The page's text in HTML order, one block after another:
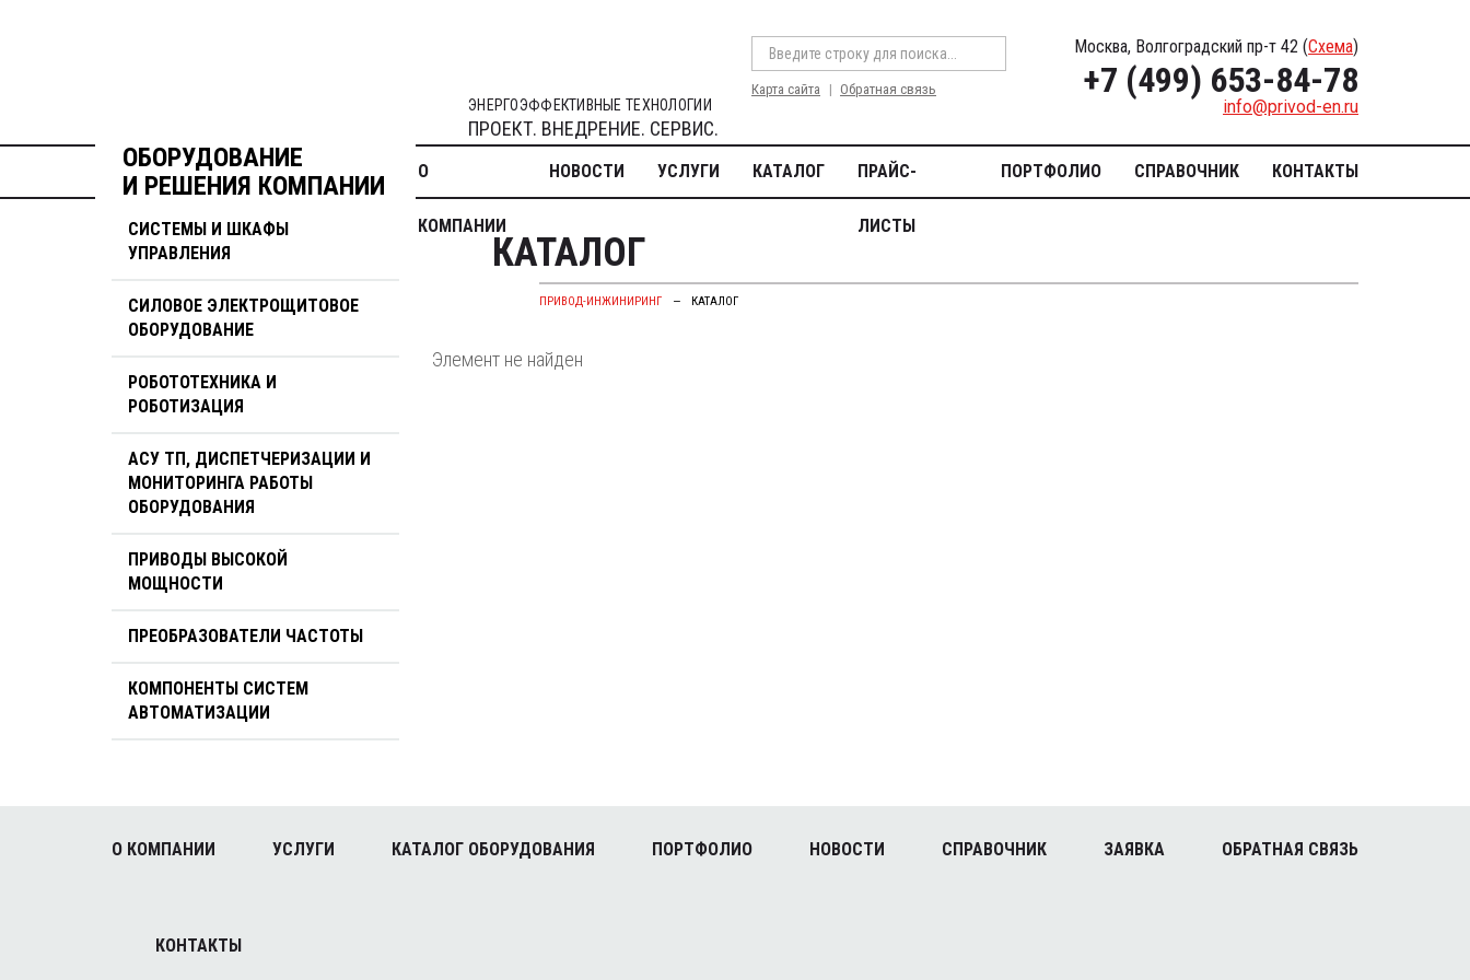
ЭНЕРГОЭФФЕКТИВНЫЕ ТЕХНОЛОГИИ
ПРОЕКТ. ВНЕДРЕНИЕ. СЕРВИС.
Карта сайта Обратная связь
Москва, Волгоградский пр-т 42 (Схема)
+7 (499) 653-84-78
info@privod-en.ru
О
КОМПАНИИ
НОВОСТИ УСЛУГИ КАТАЛОГ ПРАЙС-
ЛИСТЫ
ПОРТФОЛИО СПРАВОЧНИК КОНТАКТЫ
ОБОРУДОВАНИЕ
И РЕШЕНИЯ КОМПАНИИ
СИСТЕМЫ И ШКАФЫ
УПРАВЛЕНИЯ
СИЛОВОЕ ЭЛЕКТРОЩИТОВОЕ
ОБОРУДОВАНИЕ
РОБОТОТЕХНИКА И
РОБОТИЗАЦИЯ
АСУ ТП, ДИСПЕТЧЕРИЗАЦИИ И
МОНИТОРИНГА РАБОТЫ
ОБОРУДОВАНИЯ
ПРИВОДЫ ВЫСОКОЙ
МОЩНОСТИ
ПРЕОБРАЗОВАТЕЛИ ЧАСТОТЫ
КОМПОНЕНТЫ СИСТЕМ
АВТОМАТИЗАЦИИ
КАТАЛОГ
ПРИВОД-ИНЖИНИРИНГ — КАТАЛОГ
Элемент не найден
О КОМПАНИИ УСЛУГИ КАТАЛОГ ОБОРУДОВАНИЯ ПОРТФОЛИО НОВОСТИ СПРАВОЧНИК ЗАЯВКА ОБРАТНАЯ СВЯЗЬ
КОНТАКТЫ